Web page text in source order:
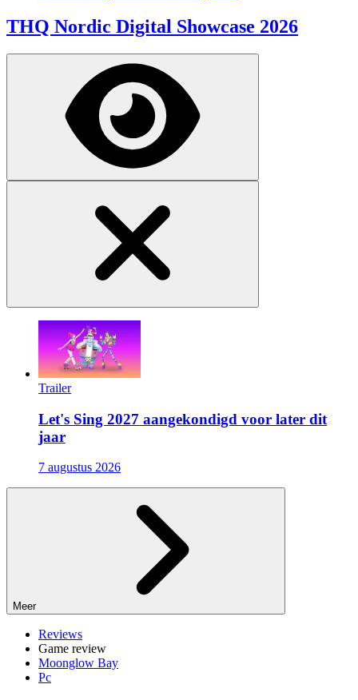
THQ Nordic Digital Showcase 2026
Trailer
Let's Sing 2027 aangekondigd voor later dit
jaar
7 augustus 2026
Meer
Reviews
Game review
Moonglow Bay
Pc